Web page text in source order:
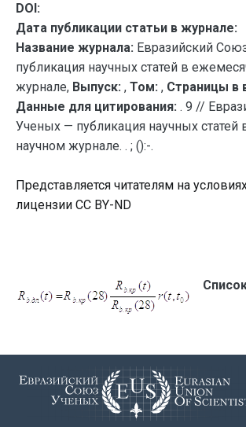
DOI:
Дата публикации статьи в журнале:
Название журнала: Евразийский
публикация научных статей в
журнале, Выпуск: , Том: , Страницы в
Данные для цитирования: . 9 //
Ученых — публикация научных
научном журнале. . ; ():-.
Представляется читателям на
лицензии CC BY-ND